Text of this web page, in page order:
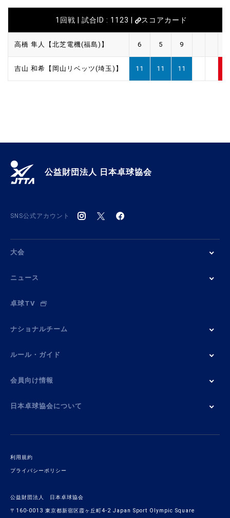
1回戦 | 試合ID : 1123 | スコアカード
高橋 隼人【北芝電機(福島)】 6 5 9
吉山 和希【岡山リベッツ(埼玉)】 11 11 11
公益財団法人 日本卓球協会
SNS公式アカウント
大会
ニュース
卓球TV
ナショナルチーム
ルール・ガイド
会員向け情報
日本卓球協会について
利用規約
プライバシーポリシー
公益財団法人 日本卓球協会
〒160-0013 東京都新宿区霞ヶ丘町4-2 Japan Sport Olympic Square